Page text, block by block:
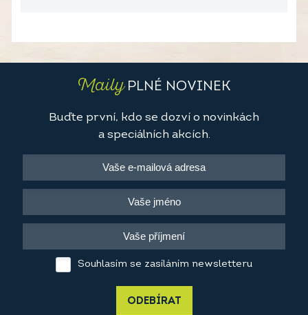
MailyPLNÉ NOVINEK
Buďte první, kdo se dozví o novinkách
a speciálních akcích.
Souhlasím se zasíláním newsletteru
ODEBÍRAT